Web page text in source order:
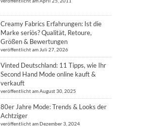
Creamy Fabrics Erfahrungen: Ist die
Marke seriös? Qualität, Retoure,
Größen & Bewertungen
veröffentlicht am Juli 27, 2026
Vinted Deutschland: 11 Tipps, wie Ihr
Second Hand Mode online kauft &
verkauft
veröffentlicht am August 30, 2025
80er Jahre Mode: Trends & Looks der
Achtziger
veröffentlicht am Dezember 3, 2024